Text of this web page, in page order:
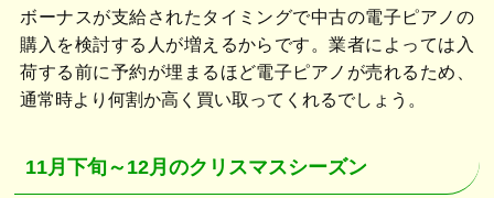
ボーナスが支給されたタイミングで中古の電子ピアノの
購入を検討する人が増えるからです。業者によっては入
荷する前に予約が埋まるほど電子ピアノが売れるため、
通常時より何割か高く買い取ってくれるでしょう。
11月下旬～12月のクリスマスシーズン